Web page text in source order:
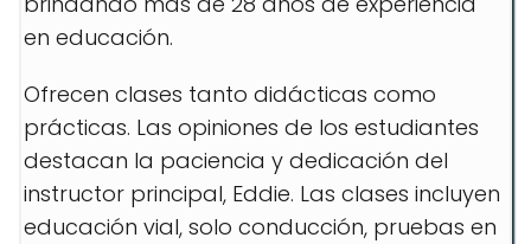
en educación.
Ofrecen clases tanto didácticas como
prácticas. Las opiniones de los estudiantes
destacan la paciencia y dedicación del
instructor principal, Eddie. Las clases incluyen
educación vial, solo conducción, pruebas en